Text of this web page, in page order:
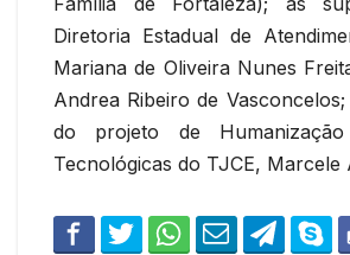
Diretoria Estadual de
Mariana de Oliveira Nunes
Andrea Ribeiro de
do projeto de
Tecnológicas do TJCE, Marcele